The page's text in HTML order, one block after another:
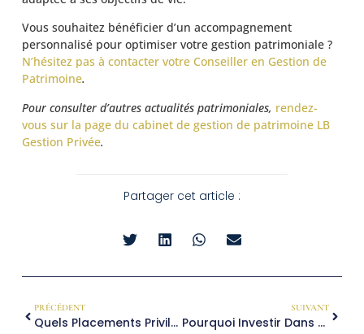
Vous souhaitez bénéficier d’un accompagnement
personnalisé pour optimiser votre gestion patrimoniale ?
N’hésitez pas à contacter votre Conseiller en Gestion de
Patrimoine.
Pour consulter d’autres actualités patrimoniales, rendez-
vous sur la page du cabinet de gestion de patrimoine LB
Gestion Privée.
Partager cet article :
PRÉCÉDENT
Quels Placements Privilégier En Période D’incertitude Économique ?
SUIVANT
Pourquoi Investir Dans Des SCPI (Sociétés Civiles De Placement Immobilier) ?